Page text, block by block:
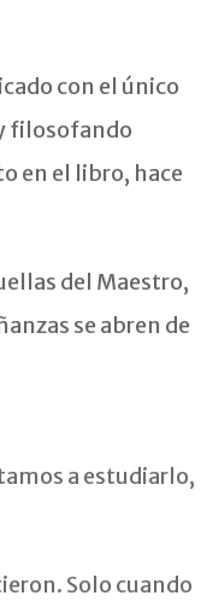
con el único
filosofando
en el libro, hace
del Maestro,
se abren de
a estudiarlo,
Solo cuando